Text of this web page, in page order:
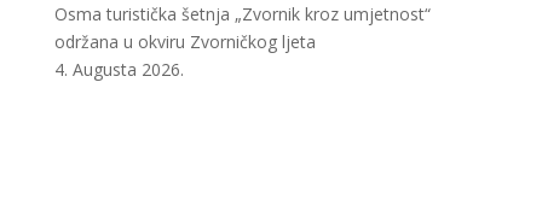
Osma turistička šetnja „Zvornik kroz umjetnost“
održana u okviru Zvorničkog ljeta
4. Augusta 2026.